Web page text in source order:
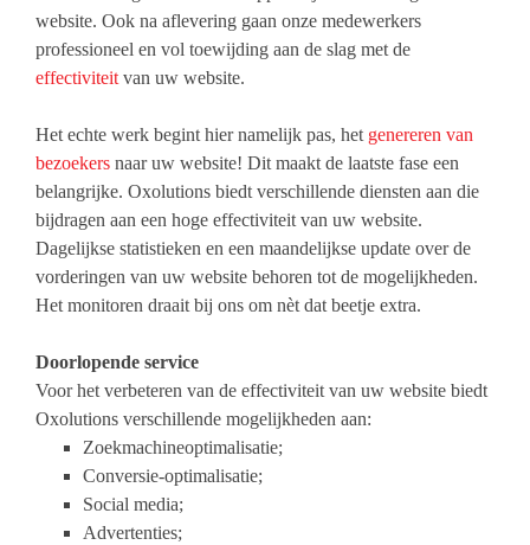
website. Ook na aflevering gaan onze medewerkers
professioneel en vol toewijding aan de slag met de
effectiviteit van uw website.
Het echte werk begint hier namelijk pas, het genereren van
bezoekers naar uw website! Dit maakt de laatste fase een
belangrijke. Oxolutions biedt verschillende diensten aan die
bijdragen aan een hoge effectiviteit van uw website.
Dagelijkse statistieken en een maandelijkse update over de
vorderingen van uw website behoren tot de mogelijkheden.
Het monitoren draait bij ons om nèt dat beetje extra.
Doorlopende service
Voor het verbeteren van de effectiviteit van uw website biedt
Oxolutions verschillende mogelijkheden aan:
Zoekmachineoptimalisatie;
Conversie-optimalisatie;
Social media;
Advertenties;